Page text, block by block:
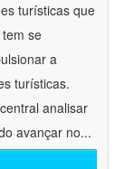
turísticas que
se
a
turísticas.
analisar
avançar no...